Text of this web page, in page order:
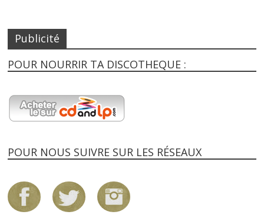
Publicité
POUR NOURRIR TA DISCOTHEQUE :
POUR NOUS SUIVRE SUR LES RÉSEAUX